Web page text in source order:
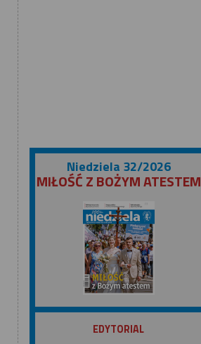
Niedziela 32/2026
MIŁOŚĆ Z BOŻYM ATESTEM
ZOBACZ
EDYTORIAL